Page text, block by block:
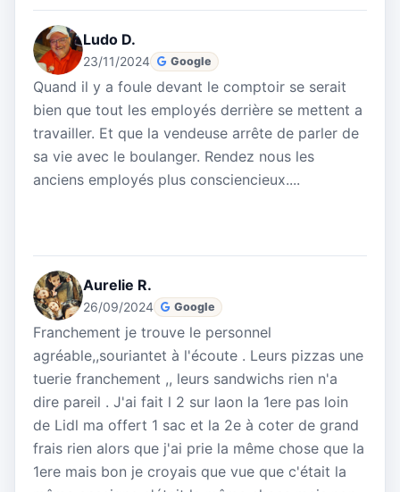
Ludo D.
23/11/2024 Google
Quand il y a foule devant le comptoir se serait
bien que tout les employés derrière se mettent a
travailler. Et que la vendeuse arrête de parler de
sa vie avec le boulanger. Rendez nous les
anciens employés plus consciencieux....
Aurelie R.
26/09/2024 Google
Franchement je trouve le personnel
agréable,,souriantet à l'écoute . Leurs pizzas une
tuerie franchement ,, leurs sandwichs rien n'a
dire pareil . J'ai fait l 2 sur laon la 1ere pas loin
de Lidl ma offert 1 sac et la 2e à coter de grand
frais rien alors que j'ai prie la même chose que la
1ere mais bon je croyais que vue que c'était la